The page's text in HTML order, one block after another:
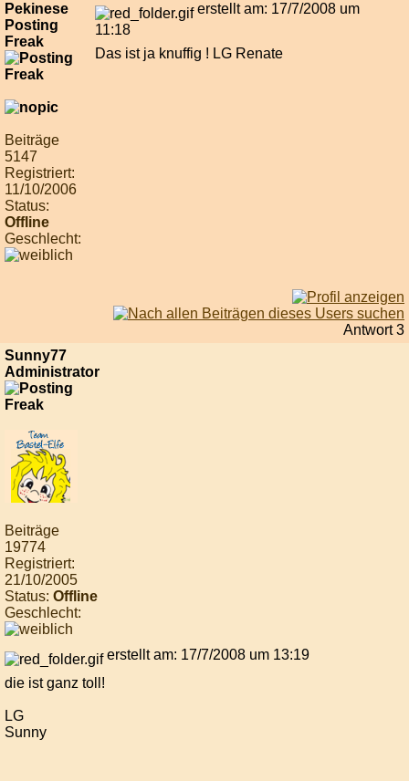
Pekinese
Posting
Freak
Beiträge
5147
Registriert:
11/10/2006
Status:
Offline
Geschlecht:
erstellt am: 17/7/2008 um
11:18
Das ist ja knuffig ! LG Renate
Antwort 3
Sunny77
Administrator
Beiträge
19774
Registriert:
21/10/2005
Status: Offline
Geschlecht:
erstellt am: 17/7/2008 um 13:19
die ist ganz toll!
LG
Sunny